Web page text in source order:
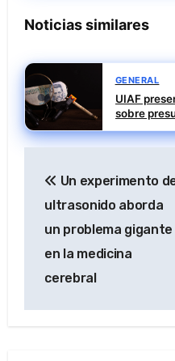
Noticias similares
GENERAL
UIAF
sobre
de
entradas
Un experimento
ultrasonido aborda
un problema gigante
en la medicina
cerebral